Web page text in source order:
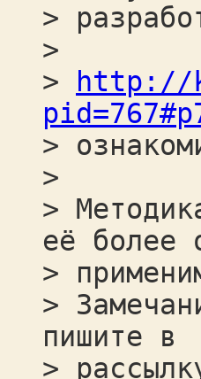
>
>
>
http://
>
>
>
её более
>
>
пишите в
>